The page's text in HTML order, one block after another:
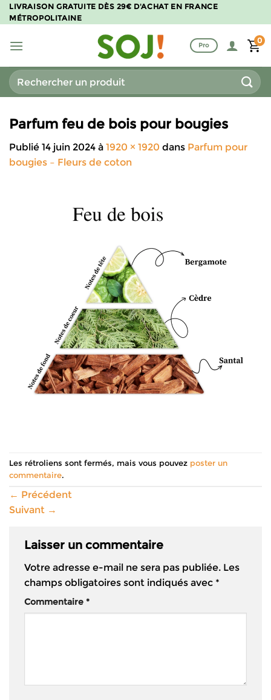
Passer
au
LIVRAISON GRATUITE DÈS 29€ D'ACHAT EN FRANCE
MÉTROPOLITAINE
Pro
0
Recherche
pour :
Parfum feu de bois pour bougies
Publié 14 juin 2024 à 1920 × 1920 dans Parfum pour
bougies – Fleurs de coton
Les rétroliens sont fermés, mais vous pouvez poster un
commentaire.
← Précédent
Suivant →
Laisser un commentaire
Votre adresse e-mail ne sera pas publiée. Les
champs obligatoires sont indiqués avec *
Commentaire *